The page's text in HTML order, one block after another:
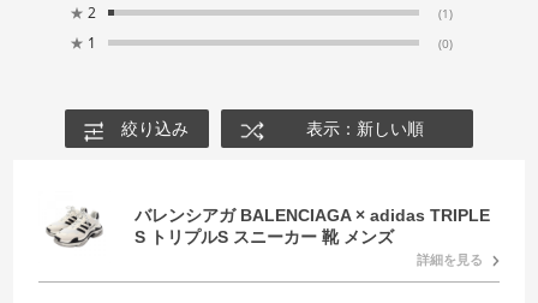
★ 2 (1)
★ 1 (0)
絞り込み 表示：新しい順
バレンシアガ BALENCIAGA × adidas TRIPLE
S トリプルS スニーカー 靴 メンズ
詳細を見る